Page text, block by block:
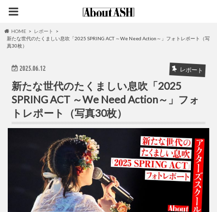
HOME
レポート
新たな世代のたくましい息吹「2025 SPRING ACT ～We Need Action～」フォトレポート（写
真30枚）
2025.06.12 レポート
新たな世代のたくましい息吹「2025
SPRING ACT ～We Need Action～」フォ
トレポート（写真30枚）